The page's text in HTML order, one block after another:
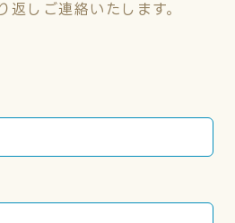
返しご連絡いたします。